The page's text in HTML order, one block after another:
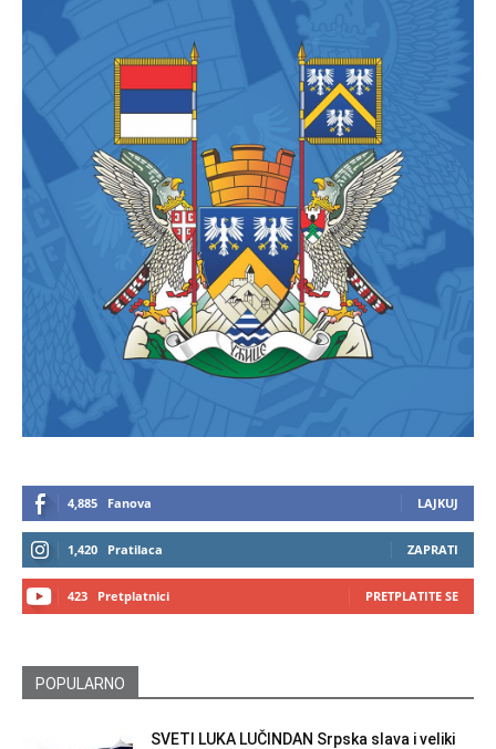
4,885 Fanova LAJKUJ
1,420 Pratilaca ZAPRATI
423 Pretplatnici PRETPLATITE SE
POPULARNO
SVETI LUKA LUČINDAN Srpska slava i veliki